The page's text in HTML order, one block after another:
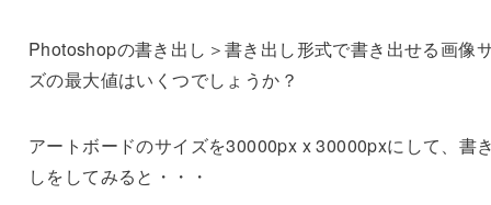
Photoshopの書き出し＞書き出し形式で書き出せる画像
ズの最大値はいくつでしょうか？
アートボードのサイズを30000px x 30000pxにして、書
しをしてみると・・・